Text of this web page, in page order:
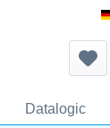
Datalogic